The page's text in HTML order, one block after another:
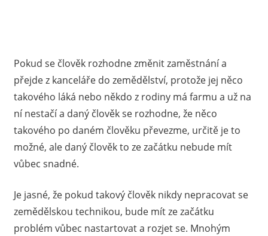
na
našem
webu
určitě
najdou
nabídky
pro
jimž
se
zrovna
Pokud se člověk rozhodne změnit zaměstnání a
přejde z kanceláře do zemědělství, protože jej něco
takového láká nebo někdo z rodiny má farmu a už na
ní nestačí a daný člověk se rozhodne, že něco
takového po daném člověku převezme, určitě je to
možné, ale daný člověk to ze začátku nebude mít
vůbec snadné.
Je jasné, že pokud takový člověk nikdy nepracovat se
zemědělskou technikou, bude mít ze začátku
problém vůbec nastartovat a rozjet se. Mnohým